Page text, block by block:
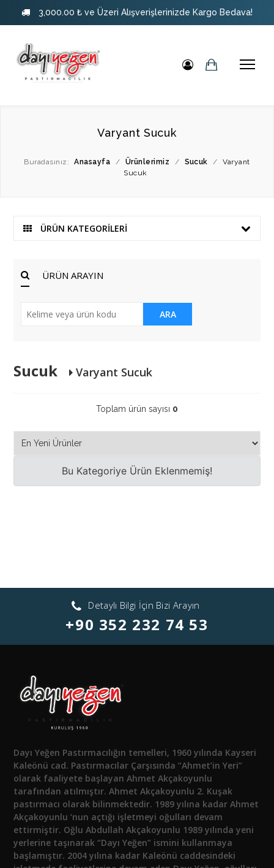
3,000.00 ₺ ve Üzeri Alışverişlerinizde Kargo Bedava!
Varyant Sucuk
Buradasınız: Anasayfa / Ürünlerimiz / Sucuk /
Varyant
Sucuk
ÜRÜN KATEGORİLERİ
ÜRÜN ARAYIN
ARA
Sucuk Varyant Sucuk
Toplam ürün sayısı 0
Bu Kategoriye Ürün Eklenmemiş!
Detaylı Bilgi İçin Bizi Arayın
+90 352 232 74 53
Dayı Yeğen Pastırmacılığın temelleri, 1960 yılında Kayseri
Kaleönü cad. Pastırmacılar Çarşısında “Ahmet’in Yeri”
olarak faaliyete başlayan Ahmet Akçakoyunlu
tarafından atılmıştır. Ahmet Akçakoyunlu 2. Kuşak
pastırmacı olarak bilinmektedir. 1989 yılına kadar Ahmet
Akçakoyunlu ‘nun açtığı işletmeyi oğulları devam
ettirmiştir. Oğlu Abdullah Akçakoyunlu 1989 yılında yeni
yerlerine taşınarak “Dayı Yeğen” ismini kullanmaya
başlamıştır. 2004 yılına kadar Kaleönü caddesindeki